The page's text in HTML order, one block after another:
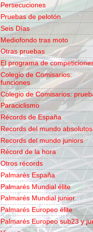
Persecuciones
Pruebas de pelotón
Seis Días
Mediofondo tras moto
Otras pruebas
El programa de
Colegio de Comisarios:
funciones
Colegio de Comisarios:
Paraciclismo
Récords de España
Records del mundo absolutos
Records del mundo juniors
Récord de la hora
Otros récords
Palmarés España
Palmarés Mundial élite
Palmarés Mundial junior
Palmarés Europeo élite
Palmarés Europeo sub23 y